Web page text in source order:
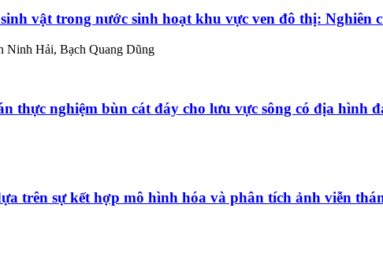
vật trong nước sinh hoạt khu vực ven đô thị: Nghiên
Ninh Hải, Bạch Quang Dũng
thực nghiệm bùn cát đáy cho lưu vực sông có địa hình
trên sự kết hợp mô hình hóa và phân tích ảnh viễn